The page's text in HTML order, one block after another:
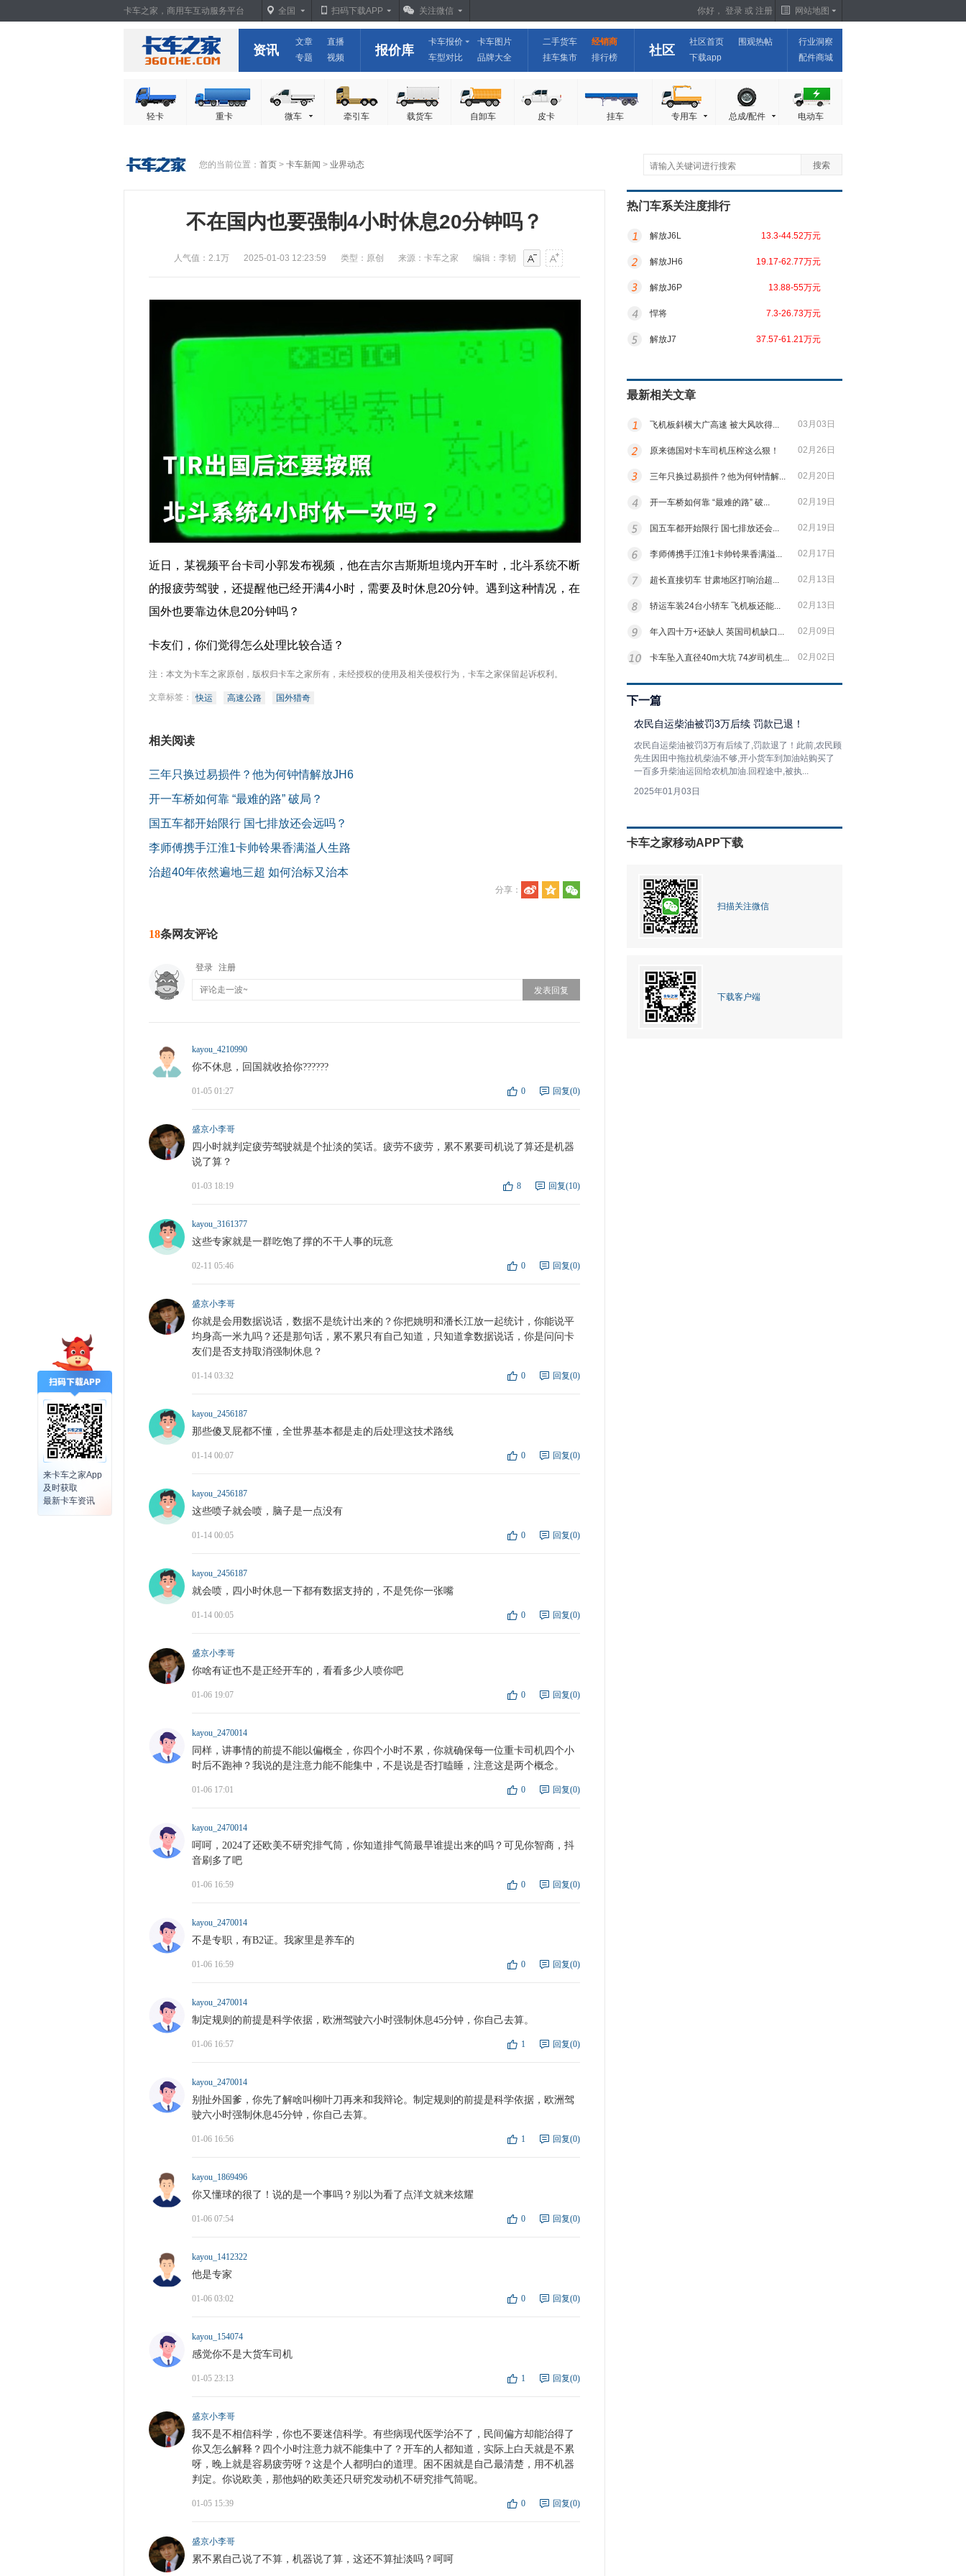
来卡车之家App
及时获取
最新卡车资讯
你好， 登录 或 注册 网站地图
卡车之家，商用车互动服务平台 全国 扫码下载APP 关注微信
资讯
文章
直播
专题
视频 报价库
卡车报价
卡车图片
车型对比
品牌大全
二手货车
经销商
挂车集市
排行榜 社区
社区首页
围观热帖
下载app
行业洞察
配件商城
轻卡 重卡 微车 牵引车 载货车 自卸车 皮卡 挂车 专用车 总成/配件 电动车
您的当前位置： 首页 > 卡车新闻 > 业界动态
不在国内也要强制4小时休息20分钟吗？
人气值：2.1万 2025-01-03 12:23:59 类型：原创 来源：卡车之家 编辑：李韧
近日，某视频平台卡司小郭发布视频，他在吉尔吉斯斯坦境内开车时，北斗系统不断
的报疲劳驾驶，还提醒他已经开满4小时，需要及时休息20分钟。遇到这种情况，在
国外也要靠边休息20分钟吗？
卡友们，你们觉得怎么处理比较合适？
注：本文为卡车之家原创，版权归卡车之家所有，未经授权的使用及相关侵权行为，卡车之家保留起诉权利。
文章标签： 快运 高速公路 国外猎奇
相关阅读
三年只换过易损件？他为何钟情解放JH6
开一车桥如何靠 “最难的路” 破局？
国五车都开始限行 国七排放还会远吗？
李师傅携手江淮1卡帅铃果香满溢人生路
治超40年依然遍地三超 如何治标又治本
分享：
18条网友评论
登录 注册
kayou_4210990
你不休息，回国就收拾你??????
复 回复(0)
点 0
01-05 01:27
盛京小李哥
四小时就判定疲劳驾驶就是个扯淡的笑话。疲劳不疲劳，累不累要司机说了算还是机器
说了算？
复 回复(10)
点 8
01-03 18:19
kayou_3161377
这些专家就是一群吃饱了撑的不干人事的玩意
复 回复(0)
点 0
02-11 05:46
盛京小李哥
你就是会用数据说话，数据不是统计出来的？你把姚明和潘长江放一起统计，你能说平
均身高一米九吗？还是那句话，累不累只有自己知道，只知道拿数据说话，你是问问卡
友们是否支持取消强制休息？
复 回复(0)
点 0
01-14 03:32
kayou_2456187
那些傻叉屁都不懂，全世界基本都是走的后处理这技术路线
复 回复(0)
点 0
01-14 00:07
kayou_2456187
这些喷子就会喷，脑子是一点没有
复 回复(0)
点 0
01-14 00:05
kayou_2456187
就会喷，四小时休息一下都有数据支持的，不是凭你一张嘴
复 回复(0)
点 0
01-14 00:05
盛京小李哥
你啥有证也不是正经开车的，看看多少人喷你吧
复 回复(0)
点 0
01-06 19:07
kayou_2470014
同样，讲事情的前提不能以偏概全，你四个小时不累，你就确保每一位重卡司机四个小
时后不跑神？我说的是注意力能不能集中，不是说是否打瞌睡，注意这是两个概念。
复 回复(0)
点 0
01-06 17:01
kayou_2470014
呵呵，2024了还欧美不研究排气筒，你知道排气筒最早谁提出来的吗？可见你智商，抖
音刷多了吧
复 回复(0)
点 0
01-06 16:59
kayou_2470014
不是专职，有B2证。我家里是养车的
复 回复(0)
点 0
01-06 16:59
kayou_2470014
制定规则的前提是科学依据，欧洲驾驶六小时强制休息45分钟，你自己去算。
复 回复(0)
点 1
01-06 16:57
kayou_2470014
别扯外国爹，你先了解啥叫柳叶刀再来和我辩论。制定规则的前提是科学依据，欧洲驾
驶六小时强制休息45分钟，你自己去算。
复 回复(0)
点 1
01-06 16:56
kayou_1869496
你又懂球的很了！说的是一个事吗？别以为看了点洋文就来炫耀
复 回复(0)
点 0
01-06 07:54
kayou_1412322
他是专家
复 回复(0)
点 0
01-06 03:02
kayou_154074
感觉你不是大货车司机
复 回复(0)
点 1
01-05 23:13
盛京小李哥
我不是不相信科学，你也不要迷信科学。有些病现代医学治不了，民间偏方却能治得了
你又怎么解释？四个小时注意力就不能集中了？开车的人都知道，实际上白天就是不累
呀，晚上就是容易疲劳呀？这是个人都明白的道理。困不困就是自己最清楚，用不机器
判定。你说欧美，那他妈的欧美还只研究发动机不研究排气筒呢。
复 回复(0)
点 0
01-05 15:39
盛京小李哥
累不累自己说了不算，机器说了算，这还不算扯淡吗？呵呵
热门车系关注度排行
解放J6L 13.3-44.52万元
解放JH6 19.17-62.77万元
解放J6P 13.88-55万元
悍将 7.3-26.73万元
解放J7 37.57-61.21万元
最新相关文章
飞机板斜横大广高速 被大风吹得... 03月03日
原来德国对卡车司机压榨这么狠！ 02月26日
三年只换过易损件？他为何钟情解... 02月20日
开一车桥如何靠 “最难的路” 破... 02月19日
国五车都开始限行 国七排放还会... 02月19日
李师傅携手江淮1卡帅铃果香满溢... 02月17日
超长直接切车 甘肃地区打响治超... 02月13日
轿运车装24台小轿车 飞机板还能... 02月13日
年入四十万+还缺人 英国司机缺口... 02月09日
卡车坠入直径40m大坑 74岁司机生... 02月02日
下一篇
农民自运柴油被罚3万后续 罚款已退！
农民自运柴油被罚3万有后续了,罚款退了！此前,农民顾
先生因田中拖拉机柴油不够,开小货车到加油站购买了
一百多升柴油运回给农机加油.回程途中,被执...
2025年01月03日
卡车之家移动APP下载
扫描关注微信
下载客户端